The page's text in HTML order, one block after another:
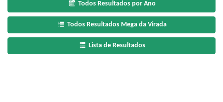
Todos Resultados por Ano
Todos Resultados Mega da Virada
Lista de Resultados